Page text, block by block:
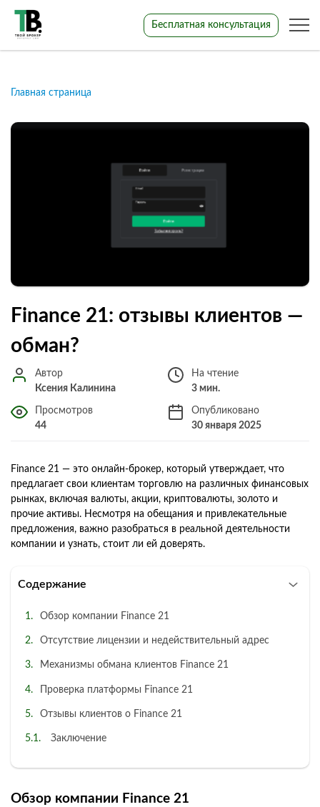
Бесплатная консультация
Главная страница
Finance 21: отзывы клиентов —
обман?
Автор
Ксения Калинина
На чтение
3 мин.
Просмотров
44
Опубликовано
30 января 2025
Finance 21 — это онлайн-брокер, который утверждает, что
предлагает свои клиентам торговлю на различных финансовых
рынках, включая валюты, акции, криптовалюты, золото и
прочие активы. Несмотря на обещания и привлекательные
предложения, важно разобраться в реальной деятельности
компании и узнать, стоит ли ей доверять.
Содержание
Обзор компании Finance 21
Отсутствие лицензии и недействительный адрес
Механизмы обмана клиентов Finance 21
Проверка платформы Finance 21
Отзывы клиентов о Finance 21
Заключение
Обзор компании Finance 21